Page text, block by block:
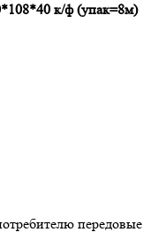
к/ф (упак=8м)
передовые